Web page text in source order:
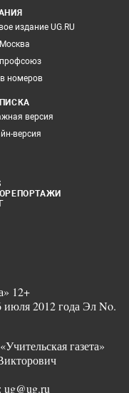
издание UG.RU
номеров
версия
версия
12+
июля 2012 года Эл No.
газета»